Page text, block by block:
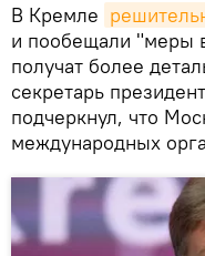
В Кремле
и пообещали "меры
получат более
секретарь
подчеркнул, что
международных